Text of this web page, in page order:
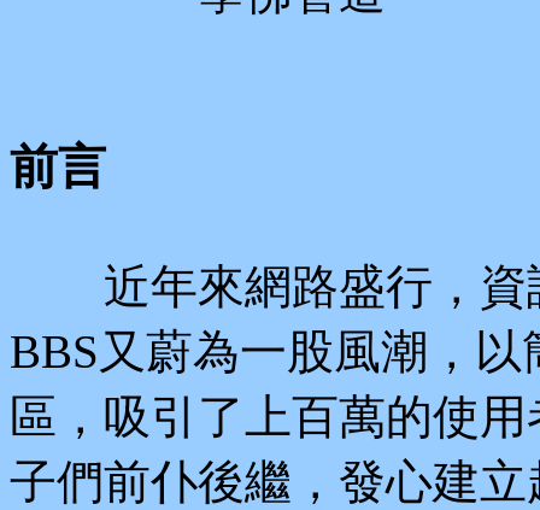
前言
近年來網路盛行，資
BBS又蔚為一股風潮，
區，吸引了上百萬的使
子們前仆後繼，發心建